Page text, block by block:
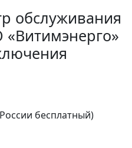
обслуживания
бесплатный)